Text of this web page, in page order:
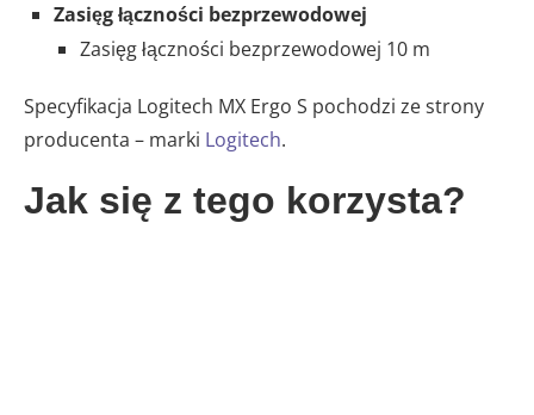
Zasięg łączności bezprzewodowej
Zasięg łączności bezprzewodowej 10 m
Specyfikacja Logitech MX Ergo S pochodzi ze strony
producenta – marki Logitech.
Jak się z tego korzysta?